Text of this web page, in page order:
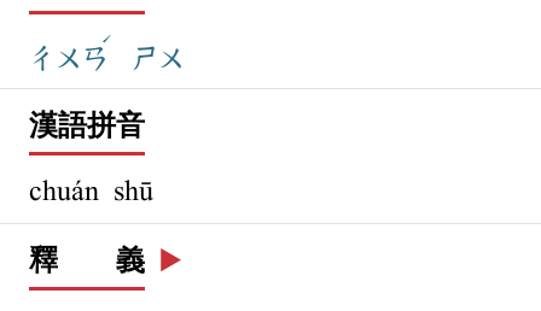
ㄔㄨㄢ
ˊ
ㄕㄨ
漢語拼音
chuán shū
釋 義 ▶️